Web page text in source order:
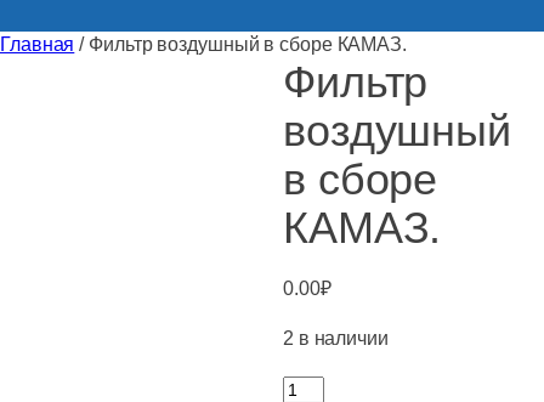
Главная / Фильтр воздушный в сборе КАМАЗ.
Фильтр
воздушный
в сборе
КАМАЗ.
0.00₽
2 в наличии
Количество